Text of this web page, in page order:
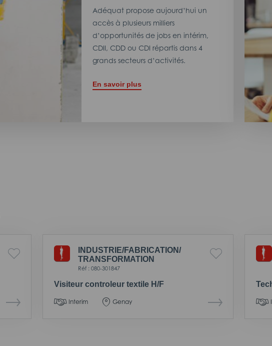
Adéquat propose aujourd’hui un
accès à plusieurs milliers
d’opportunités de jobs en intérim,
CDII, CDD ou CDI répartis dans 4
grands secteurs d’activités.
En savoir plus
INDUSTRIE/FABRICATION/
TRANSFORMATION
Réf : 080-301847
Visiteur controleur textile H/F
Interim Genay